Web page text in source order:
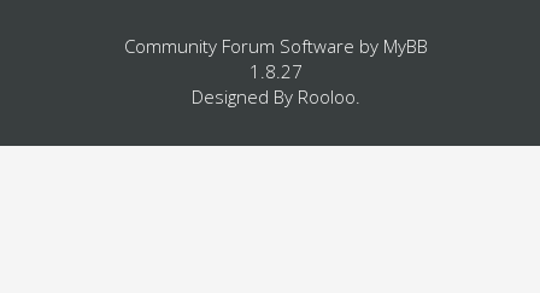
Community Forum Software by MyBB
1.8.27
Designed By Rooloo